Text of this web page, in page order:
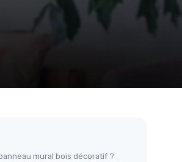
mural bois décoratif ?